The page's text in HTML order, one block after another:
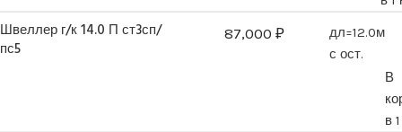
Швеллер г/к 14.0 П ст3сп/
пс5
87,000 ₽
дл=12.0м
с ост.
В
в